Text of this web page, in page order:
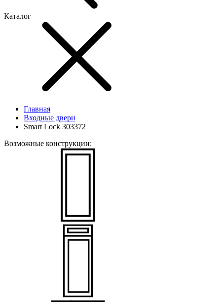
Каталог
Главная
Входные двери
Smart Lock 303372
Возможные конструкции: